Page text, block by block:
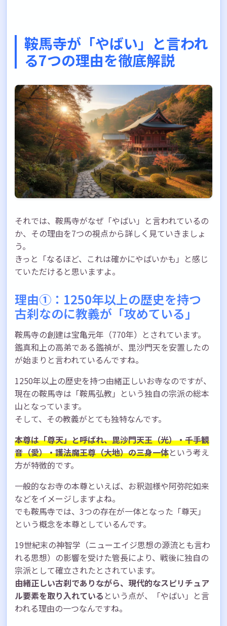
鞍馬寺が「やばい」と言われ
る7つの理由を徹底解説
それでは、鞍馬寺がなぜ「やばい」と言われているの
か、その理由を7つの視点から詳しく見ていきましょ
う。
きっと「なるほど、これは確かにやばいかも」と感じ
ていただけると思いますよ。
理由①：1250年以上の歴史を持つ
古刹なのに教義が「攻めている」
鞍馬寺の創建は宝亀元年（770年）とされています。
鑑真和上の高弟である鑑禎が、毘沙門天を安置したの
が始まりと言われているんですね。
1250年以上の歴史を持つ由緒正しいお寺なのですが、
現在の鞍馬寺は「鞍馬弘教」という独自の宗派の総本
山となっています。
そして、その教義がとても独特なんです。
本尊は「尊天」と呼ばれ、毘沙門天王（光）・千手観
音（愛）・護法魔王尊（大地）の三身一体という考え
方が特徴的です。
一般的なお寺の本尊といえば、お釈迦様や阿弥陀如来
などをイメージしますよね。
でも鞍馬寺では、3つの存在が一体となった「尊天」
という概念を本尊としているんです。
19世紀末の神智学（ニューエイジ思想の源流とも言わ
れる思想）の影響を受けた管長により、戦後に独自の
宗派として確立されたとされています。
由緒正しい古刹でありながら、現代的なスピリチュア
ル要素を取り入れている という点が、「やばい」と言
われる理由の一つなんですね。